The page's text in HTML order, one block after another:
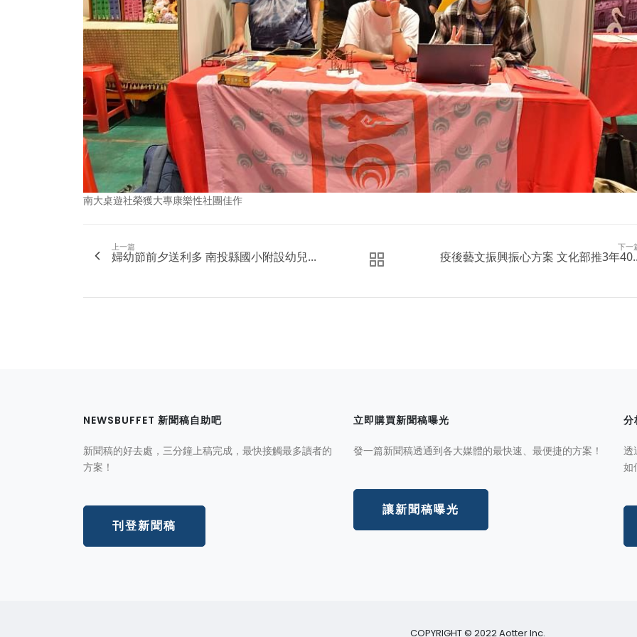
南大桌遊社榮獲大專康樂性社團佳作
上一篇
婦幼節前夕送利多 南投縣國小附設幼兒...
下一
疫後藝文振興振心方案 文化部推3年
NEWSBUFFET 新聞稿自助吧
新聞稿的好去處，三分鐘上稿完成，最快接觸最多讀者的
方案！
刊登新聞稿
立即購買新聞稿曝光
發一篇新聞稿透通到各大媒體的最快速、最便捷的方案！
讓新聞稿曝光
分
透
如
COPYRIGHT © 2022 Aotter Inc.